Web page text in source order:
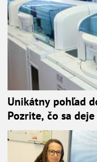
Unikátny pohľad
Pozrite, čo sa